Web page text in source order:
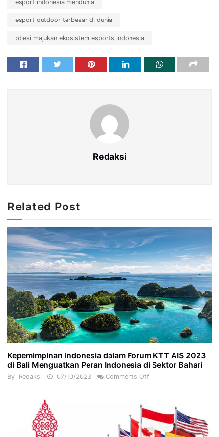
esport indonesia mendunia
esport outdoor terbesar di dunia
pbesi majukan ekosistem esports indonesia
Redaksi
Related Post
Kepemimpinan Indonesia dalam Forum KTT AIS 2023
di Bali Menguatkan Peran Indonesia di Sektor Bahari
By Redaksi 07/10/2023 Comments Off